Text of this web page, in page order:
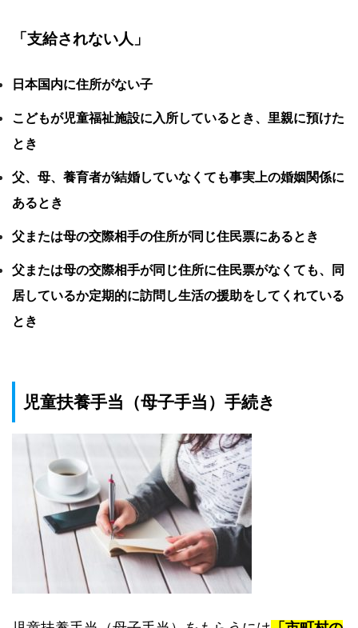
「支給されない人」
日本国内に住所がない子
こどもが児童福祉施設に入所しているとき、里親に預けた
とき
父、母、養育者が結婚していなくても事実上の婚姻関係に
あるとき
父または母の交際相手の住所が同じ住民票にあるとき
父または母の交際相手が同じ住所に住民票がなくても、同
居しているか定期的に訪問し生活の援助をしてくれている
とき
児童扶養手当（母子手当）手続き